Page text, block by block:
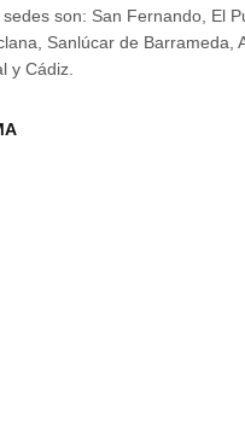
son: San Fernando, El
Sanlúcar de Barrameda,
y Cádiz.